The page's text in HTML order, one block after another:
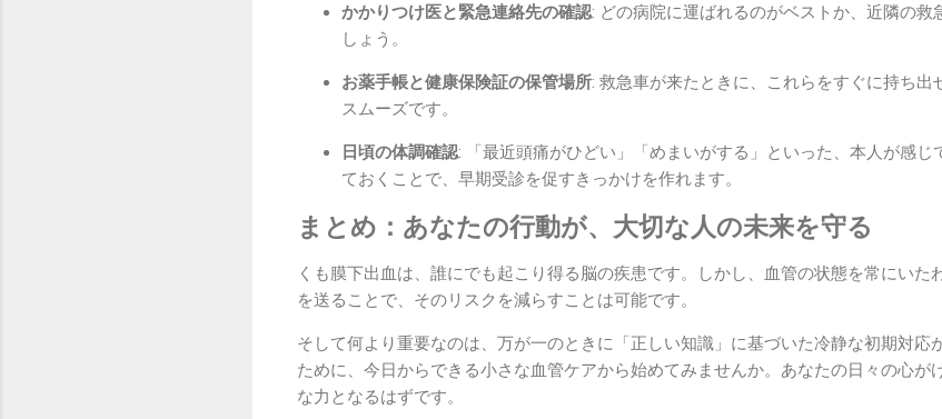
かかりつけ医と緊急連絡先の確認: どの病院に運ばれるのがベストか、近隣の救
しょう。
お薬手帳と健康保険証の保管場所: 救急車が来たときに、これらをすぐに持ち
スムーズです。
日頃の体調確認: 「最近頭痛がひどい」「めまいがする」といった、本人が感じ
ておくことで、早期受診を促すきっかけを作れます。
まとめ：あなたの行動が、大切な人の未来を守る
くも膜下出血は、誰にでも起こり得る脳の疾患です。しかし、血管の状態を常にいた
を送ることで、そのリスクを減らすことは可能です。
そして何より重要なのは、万が一のときに「正しい知識」に基づいた冷静な初期対応
ために、今日からできる小さな血管ケアから始めてみませんか。あなたの日々の心が
な力となるはずです。